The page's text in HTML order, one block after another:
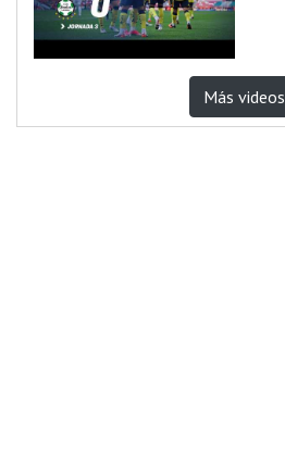
Más videos